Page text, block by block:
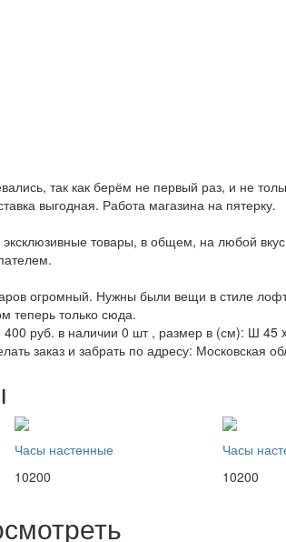
так как берём не первый раз, и не
выгодная. Работа магазина на пятерку.
товары, в общем, на любой
огромный. Нужны были вещи в стиле
теперь только сюда.
руб. в наличии 0 шт , размер в (см): Ш
заказ и забрать по адресу: Московская
Часы настенные
10200
Часы
10200